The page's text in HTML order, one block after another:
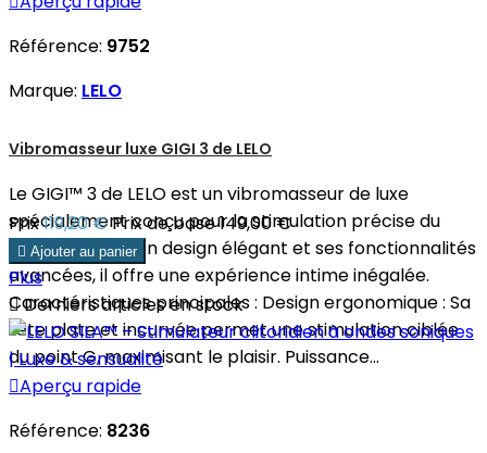
Référence: 9752
Marque: LELO
Vibromasseur luxe GIGI 3 de LELO
Le GIGI™ 3 de LELO est un vibromasseur de luxe
spécialement conçu pour la stimulation précise du
point G. Avec son design élégant et ses fonctionnalités
avancées, il offre une expérience intime inégalée.
Caractéristiques principales : Design ergonomique : Sa
tête plate et incurvée permet une stimulation ciblée
du point G, maximisant le plaisir. Puissance...
Prix119,20 €Prix de base149,00 €
 Ajouter au panier
Plus
Derniers articles en stock
Aperçu rapide
Référence: 8236